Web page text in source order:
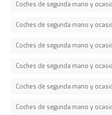
Coches de segunda mano y
Coches de segunda mano y
Coches de segunda mano y
Coches de segunda mano y
Coches de segunda mano y
Coches de segunda mano y